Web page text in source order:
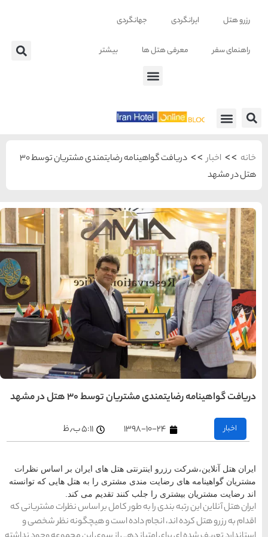
دریافت گواهینامه رضایتمندی مشتریان توسط 30
در مشهد
های ایران بر اساس نظرات
به هتل هایی که توانسته
می کند.
بر اساس نظرات مشتریانی که
و هیچگونه نظر شخصی و
شهرهای منتخب ایران
تهران
راهنمای
سفر به
تهران
رزرو
هتل
های
تهران
کیش
سفر به
رزرو
هتل
راهنمای
سفر به
رزرو
هتل
شیراز
راهنمای
راهنمای
سفر به
مشهد
راهنمای
سفر به
اصفهان
راهنمای
سفر به
تبریز
راهنمای